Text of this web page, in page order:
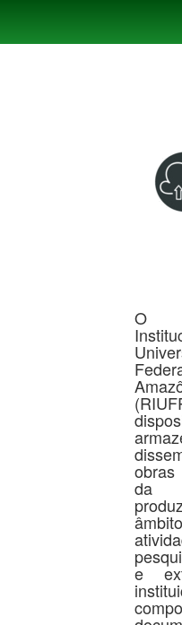
O
obras
da
e